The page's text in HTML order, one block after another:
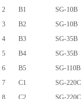
2
B1
SG-10B
3
B2
SG-10B
4
B3
SG-35B
5
B4
SG-35B
6
B5
SG-110B
7
C1
SG-220C
8
C2
SG-220C